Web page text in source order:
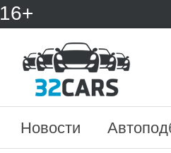
16+
Новости